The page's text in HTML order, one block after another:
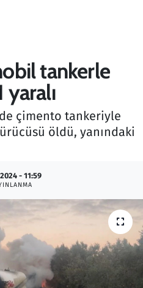
tankerle
yaralı
çimento tankeriyle
öldü, yanındaki
- 11:59